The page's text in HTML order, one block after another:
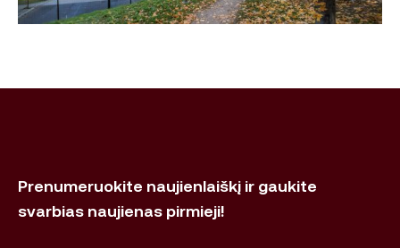
Prenumeruokite naujienlaiškį ir gaukite
svarbias naujienas pirmieji!